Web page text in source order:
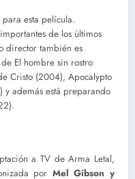
esta película.
de los últimos
director también es
El hombre sin rostro
Cristo (2004), Apocalypto
además está preparando
a TV de Arma Letal,
por Mel Gibson y